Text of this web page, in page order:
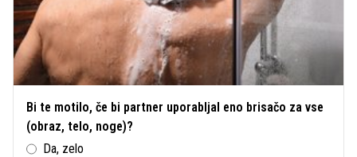
Bi te motilo, če bi partner uporabljal eno brisačo za vse
(obraz, telo, noge)?
Da, zelo